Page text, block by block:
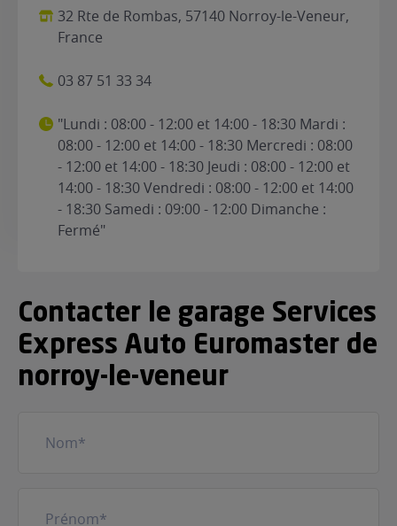
32 Rte de Rombas, 57140 Norroy-le-Veneur,
France
03 87 51 33 34
"Lundi : 08:00 - 12:00 et 14:00 - 18:30 Mardi :
08:00 - 12:00 et 14:00 - 18:30 Mercredi : 08:00
- 12:00 et 14:00 - 18:30 Jeudi : 08:00 - 12:00 et
14:00 - 18:30 Vendredi : 08:00 - 12:00 et 14:00
- 18:30 Samedi : 09:00 - 12:00 Dimanche :
Fermé"
Contacter le garage Services
Express Auto Euromaster de
norroy-le-veneur